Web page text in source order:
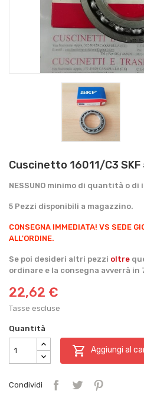
Cuscinetto 16011/C3 SKF
NESSUNO minimo di quantità o di
5 Pezzi disponibili a magazzino.
CONSEGNA IMMEDIATA! VS SEDE
ALL'ORDINE.
Se poi desideri altri pezzi oltre
ordinare e la consegna avverrà in
22,62 €
Tasse escluse
Quantità
 Aggiungi al
Condividi